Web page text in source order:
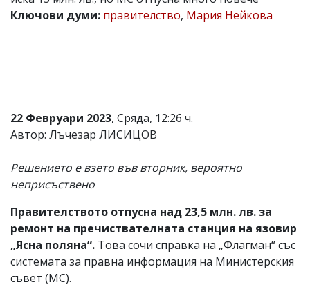
Коментарите
редакцията
носи
за
тях!
Ако
обиден
за
вас
коментар,
моля
сигнализирайте
Ключови думи: правителство, Мария Нейкова
22 Февруари 2023, Сряда, 12:26 ч.
Автор: Лъчезар ЛИСИЦОВ
Решението е взето във вторник, вероятно
неприсъствено
Правителството отпусна над 23,5 млн. лв. за
ремонт на пречиствателната станция на язовир
„Ясна поляна“. Това сочи справка на „Флагман“ със
системата за правна информация на Министерския
съвет (МС).